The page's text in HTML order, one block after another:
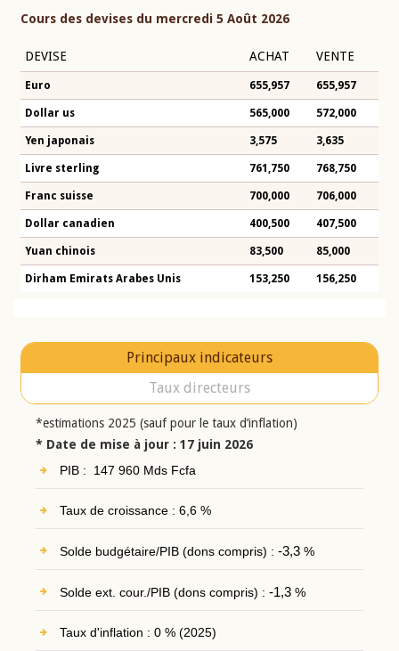
Cours des devises du mercredi 5 Août 2026
DEVISE ACHAT VENTE
Euro 655,957 655,957
Dollar us 565,000 572,000
Yen japonais 3,575 3,635
Livre sterling 761,750 768,750
Franc suisse 700,000 706,000
Dollar canadien 400,500 407,500
Yuan chinois 83,500 85,000
Dirham Emirats Arabes Unis 153,250 156,250
Principaux indicateurs
Taux directeurs
*estimations 2025 (sauf pour le taux d’inflation)
* Date de mise à jour : 17 juin 2026
PIB : 147 960 Mds Fcfa
Taux de croissance : 6,6 %
Solde budgétaire/PIB (dons compris) : -3,3%
Solde ext. cour./PIB (dons compris) : -1,3%
Taux d'inflation : 0 % (2025)